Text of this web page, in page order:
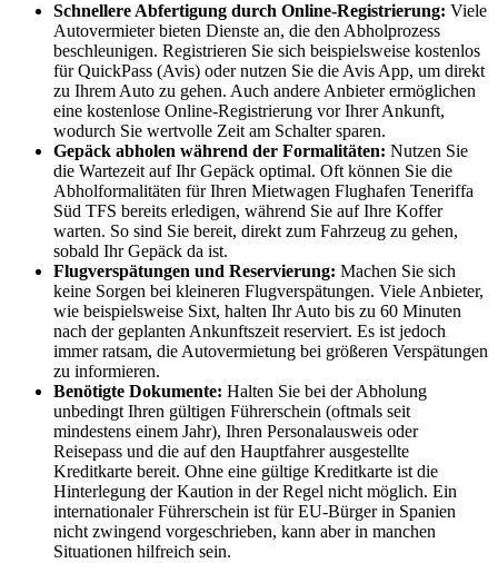
Schnellere Abfertigung durch Online-Registrierung: Viele
Autovermieter bieten Dienste an, die den Abholprozess
beschleunigen. Registrieren Sie sich beispielsweise kostenlos
für QuickPass (Avis) oder nutzen Sie die Avis App, um direkt
zu Ihrem Auto zu gehen. Auch andere Anbieter ermöglichen
eine kostenlose Online-Registrierung vor Ihrer Ankunft,
wodurch Sie wertvolle Zeit am Schalter sparen.
Gepäck abholen während der Formalitäten: Nutzen Sie
die Wartezeit auf Ihr Gepäck optimal. Oft können Sie die
Abholformalitäten für Ihren Mietwagen Flughafen Teneriffa
Süd TFS bereits erledigen, während Sie auf Ihre Koffer
warten. So sind Sie bereit, direkt zum Fahrzeug zu gehen,
sobald Ihr Gepäck da ist.
Flugverspätungen und Reservierung: Machen Sie sich
keine Sorgen bei kleineren Flugverspätungen. Viele Anbieter,
wie beispielsweise Sixt, halten Ihr Auto bis zu 60 Minuten
nach der geplanten Ankunftszeit reserviert. Es ist jedoch
immer ratsam, die Autovermietung bei größeren Verspätungen
zu informieren.
Benötigte Dokumente: Halten Sie bei der Abholung
unbedingt Ihren gültigen Führerschein (oftmals seit
mindestens einem Jahr), Ihren Personalausweis oder
Reisepass und die auf den Hauptfahrer ausgestellte
Kreditkarte bereit. Ohne eine gültige Kreditkarte ist die
Hinterlegung der Kaution in der Regel nicht möglich. Ein
internationaler Führerschein ist für EU-Bürger in Spanien
nicht zwingend vorgeschrieben, kann aber in manchen
Situationen hilfreich sein.